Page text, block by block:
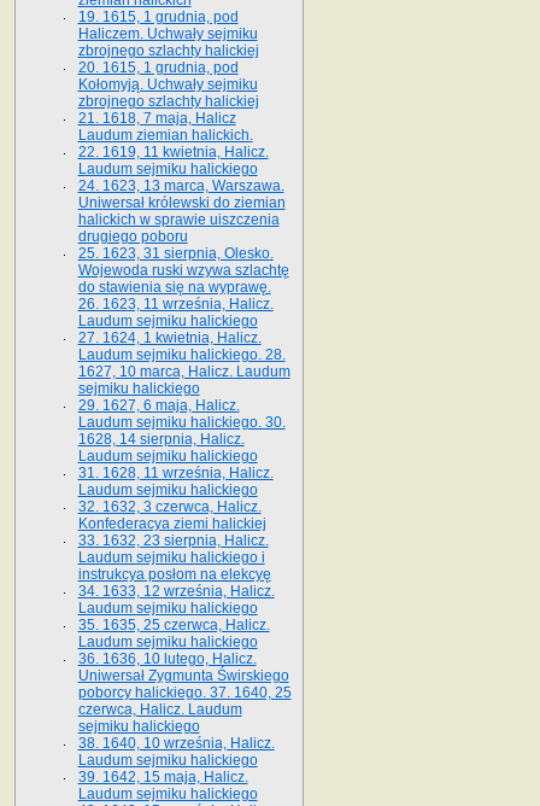
19. 1615, 1 grudnia, pod
Haliczem. Uchwały sejmiku
zbrojnego szlachty halickiej
20. 1615, 1 grudnia, pod
Kołomyją. Uchwały sejmiku
zbrojnego szlachty halickiej
21. 1618, 7 maja, Halicz
Laudum ziemian halickich.
22. 1619, 11 kwietnia, Halicz.
Laudum sejmiku halickiego
24. 1623, 13 marca, Warszawa.
Uniwersał królewski do ziemian
halickich w sprawie uiszczenia
drugiego poboru
25. 1623, 31 sierpnia, Olesko.
Wojewoda ruski wzywa szlachtę
do stawienia się na wyprawę.
26. 1623, 11 września, Halicz.
Laudum sejmiku halickiego
27. 1624, 1 kwietnia, Halicz.
Laudum sejmiku halickiego. 28.
1627, 10 marca, Halicz. Laudum
sejmiku halickiego
29. 1627, 6 maja, Halicz.
Laudum sejmiku halickiego. 30.
1628, 14 sierpnia, Halicz.
Laudum sejmiku halickiego
31. 1628, 11 września, Halicz.
Laudum sejmiku halickiego
32. 1632, 3 czerwca, Halicz.
Konfederacya ziemi halickiej
33. 1632, 23 sierpnia, Halicz.
Laudum sejmiku halickiego i
instrukcya posłom na elekcyę
34. 1633, 12 września, Halicz.
Laudum sejmiku halickiego
35. 1635, 25 czerwca, Halicz.
Laudum sejmiku halickiego
36. 1636, 10 lutego, Halicz.
Uniwersał Zygmunta Świrskiego
poborcy halickiego. 37. 1640, 25
czerwca, Halicz. Laudum
sejmiku halickiego
38. 1640, 10 września, Halicz.
Laudum sejmiku halickiego
39. 1642, 15 maja, Halicz.
Laudum sejmiku halickiego